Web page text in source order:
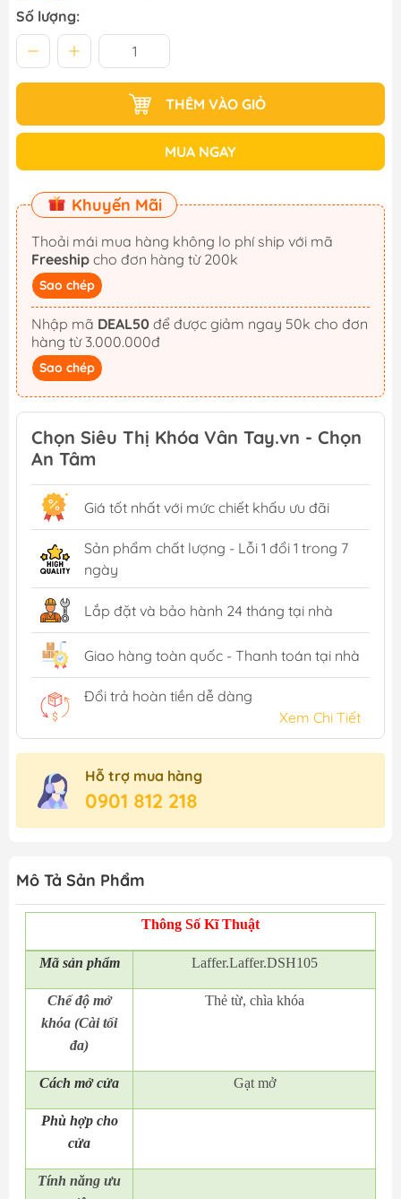
Số lượng:
THÊM VÀO GIỎ
MUA NGAY
Khuyến Mãi
Thoải mái mua hàng không lo phí ship với mã
Freeship cho đơn hàng từ 200k
Sao chép
Nhập mã DEAL50
hàng từ 3.000.000đ
Sao chép
Chọn Siêu Thị Khóa Vân Tay.vn - Chọn
An Tâm
Giá tốt nhất với mức chiết khấu ưu đãi
Sản phẩm chất lượng - Lỗi 1 đổi 1 trong 7
ngày
Lắp đặt và bảo hành 24 tháng tại nhà
Giao hàng toàn quốc - Thanh toán tại nhà
Đổi trả hoàn tiền dễ dàng
Xem Chi Tiết
Hỗ trợ mua hàng
0901 812 218
Mô Tả Sản Phẩm
Thông Số Kĩ Thuật
Mã sản phẩm Laffer.Laffer.DSH105
Chế độ mở
khóa (Cài tối
đa)
Thẻ từ, chìa khóa
Cách mở cửa Gạt mở
Phù hợp cho
cửa
Tính năng ưu